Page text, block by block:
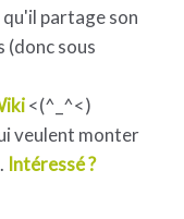
partage son
(donc sous
<(^_^<)
veulent monter
Intéressé ?